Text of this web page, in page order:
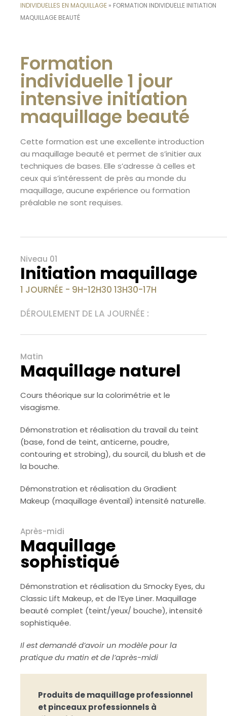
INDIVIDUELLES EN MAQUILLAGE » FORMATION INDIVIDUELLE INITIATION
MAQUILLAGE BEAUTÉ
Formation
individuelle 1 jour
intensive initiation
maquillage beauté
Cette formation est une excellente introduction
au maquillage beauté et permet de s’initier aux
techniques de bases. Elle s’adresse à celles et
ceux qui s’intéressent de près au monde du
maquillage, aucune expérience ou formation
préalable ne sont requises.
Niveau 01
Initiation maquillage
1 JOURNÉE - 9H-12H30 13H30-17H
DÉROULEMENT DE LA JOURNÉE :
Matin
Maquillage naturel
Cours théorique sur la colorimétrie et le
visagisme.
Démonstration et réalisation du travail du teint
(base, fond de teint, anticerne, poudre,
contouring et strobing), du sourcil, du blush et de
la bouche.
Démonstration et réalisation du Gradient
Makeup (maquillage éventail) intensité naturelle.
Après-midi
Maquillage
sophistiqué
Démonstration et réalisation du Smocky Eyes, du
Classic Lift Makeup, et de l’Eye Liner. Maquillage
beauté complet (teint/yeux/ bouche), intensité
sophistiquée.
Il est demandé d’avoir un modèle pour la
pratique du matin et de l’après-midi
Produits de maquillage professionnel
et pinceaux professionnels à